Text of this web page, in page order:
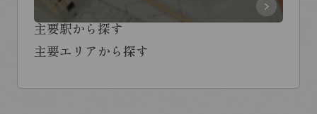
主要駅から探す
主要エリアから探す